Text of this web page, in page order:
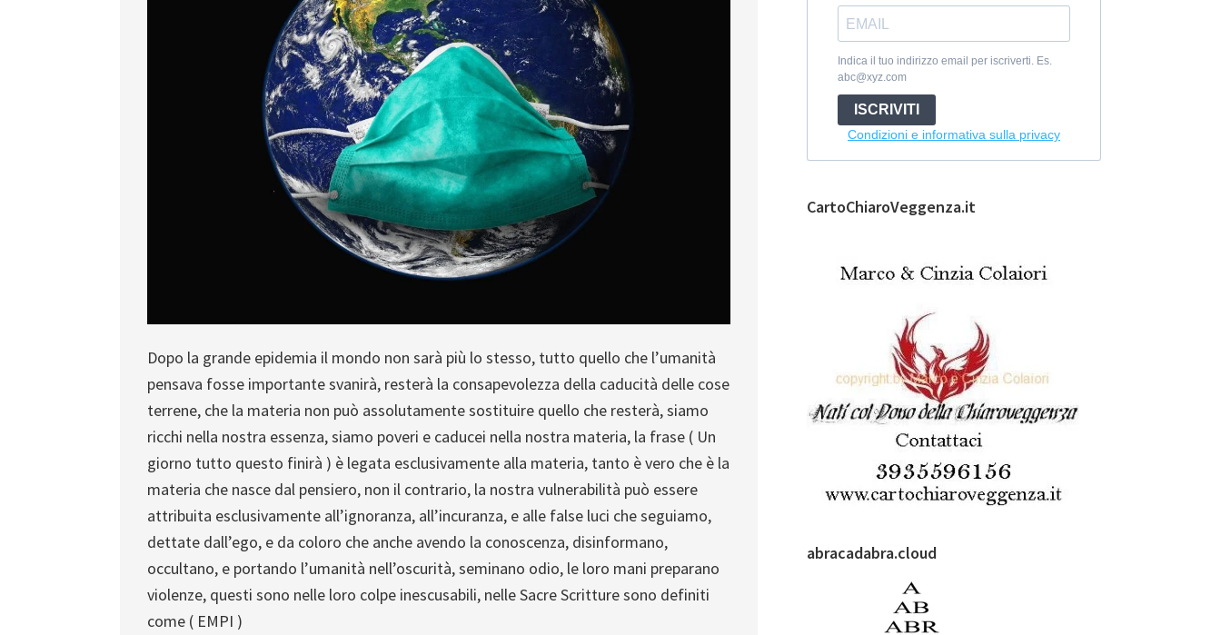
Dopo la grande epidemia il mondo non sarà più lo stesso, tutto quello che l’umanità
pensava fosse importante svanirà, resterà la consapevolezza della caducità delle cose
terrene, che la materia non può assolutamente sostituire quello che resterà, siamo
ricchi nella nostra essenza, siamo poveri e caducei nella nostra materia, la frase ( Un
giorno tutto questo finirà ) è legata esclusivamente alla materia, tanto è vero che è la
materia che nasce dal pensiero, non il contrario, la nostra vulnerabilità può essere
attribuita esclusivamente all’ignoranza, all’incuranza, e alle false luci che seguiamo,
dettate dall’ego, e da coloro che anche avendo la conoscenza, disinformano,
occultano, e portando l’umanità nell’oscurità, seminano odio, le loro mani preparano
violenze, questi sono nelle loro colpe inescusabili, nelle Sacre Scritture sono definiti
come ( EMPI )
Indica il tuo indirizzo email per iscriverti. Es.
abc@xyz.com
ISCRIVITI
Condizioni e informativa sulla privacy
CartoChiaroVeggenza.it
abracadabra.cloud